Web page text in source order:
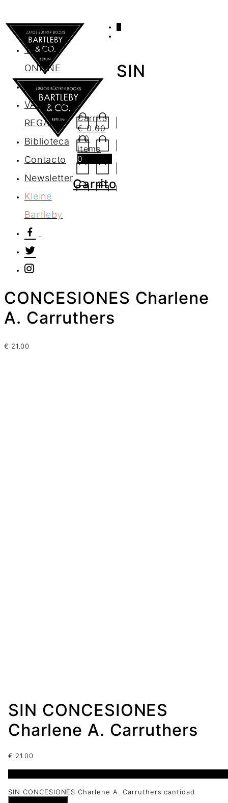
AGENDA
TIENDA
ONLINE
Nosotros
VALES DE
REGALO
Biblioteca
Contacto
Newsletter
Kleine
Bartleby
Carrito
€0.00
/ 0
items
0
Carrito
SIN
CONCESIONES Charlene
A. Carruthers
€ 21.00
SIN CONCESIONES
Charlene A. Carruthers
€ 21.00
SIN CONCESIONES Charlene A. Carruthers cantidad